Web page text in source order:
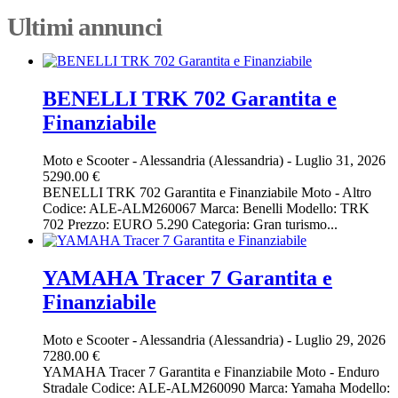
Ultimi annunci
BENELLI TRK 702 Garantita e
Finanziabile
Moto e Scooter- Alessandria (Alessandria) - Luglio 31, 2026
5290.00 €
BENELLI TRK 702 Garantita e Finanziabile Moto - Altro
Codice: ALE-ALM260067 Marca: Benelli Modello: TRK
702 Prezzo: EURO 5.290 Categoria: Gran turismo...
YAMAHA Tracer 7 Garantita e
Finanziabile
Moto e Scooter- Alessandria (Alessandria) - Luglio 29, 2026
7280.00 €
YAMAHA Tracer 7 Garantita e Finanziabile Moto - Enduro
Stradale Codice: ALE-ALM260090 Marca: Yamaha Modello: